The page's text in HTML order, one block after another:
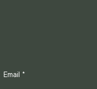
Email *